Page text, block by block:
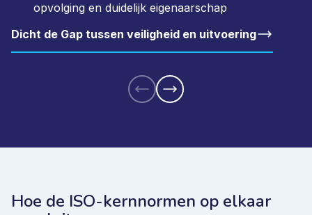
opvolging en duidelijk eigenaarschap
Dicht de Gap tussen veiligheid en uitvoering
Hoe de ISO-kernnormen op elkaar